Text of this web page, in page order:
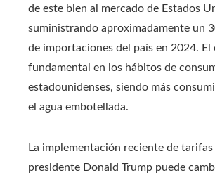
de este bien al mercado de Estados
suministrando aproximadamente un
de importaciones del país en 2024. El
fundamental en los hábitos de
estadounidenses, siendo más
el agua embotellada.
La implementación reciente de tarifas
presidente Donald Trump puede